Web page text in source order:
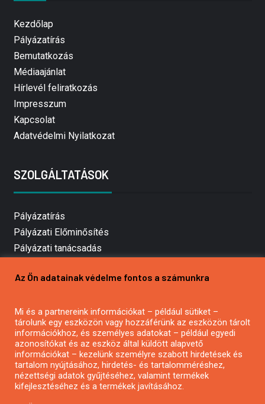
Kezdőlap
Pályázatírás
Bemutatkozás
Médiaajánlat
Hírlevél feliratkozás
Impresszum
Kapcsolat
Adatvédelmi Nyilatkozat
SZOLGÁLTATÁSOK
Pályázatírás
Pályázati Előminősítés
Pályázati tanácsadás
Mezőgazdasági pályázatírás
Pályázatírás civil szervezeteknek
Pályázatírás önkormányzatoknak
Pályázatfigyelés
Specifikus pályázatfigyelés vagy hírlevél
Az Ön adatainak védelme fontos a számunkra
Mi és a partnereink információkat – például sütiket –
tárolunk egy eszközön vagy hozzáférünk az eszközön tárolt
információkhoz, és személyes adatokat – például egyedi
azonosítókat és az eszköz által küldött alapvető
információkat – kezelünk személyre szabott hirdetések és
tartalom nyújtásához, hirdetés- és tartalomméréshez,
nézettségi adatok gyűjtéséhez, valamint termékek
kifejlesztéséhez és a termékek javításához.